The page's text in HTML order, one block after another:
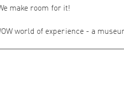
make room for it!
world of experience - a